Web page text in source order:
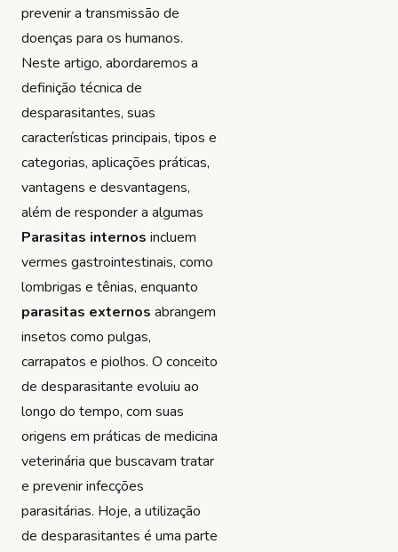
prevenir a transmissão de
doenças para os humanos.
Neste artigo, abordaremos a
definição técnica de
desparasitantes, suas
características principais, tipos e
categorias, aplicações práticas,
vantagens e desvantagens,
além de responder a algumas
Parasitas internos incluem
vermes gastrointestinais, como
lombrigas e tênias, enquanto
parasitas externos abrangem
insetos como pulgas,
carrapatos e piolhos. O conceito
de desparasitante evoluiu ao
longo do tempo, com suas
origens em práticas de medicina
veterinária que buscavam tratar
e prevenir infecções
parasitárias. Hoje, a utilização
de desparasitantes é uma parte